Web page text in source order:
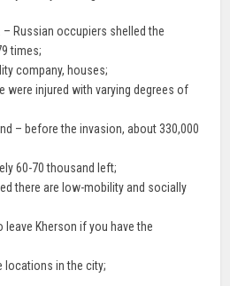
– Russian occupiers shelled the
times;
company, houses;
were injured with varying degrees of
– before the invasion, about 330,000
60-70 thousand left;
there are low-mobility and socially
Kherson if you have the
locations in the city;